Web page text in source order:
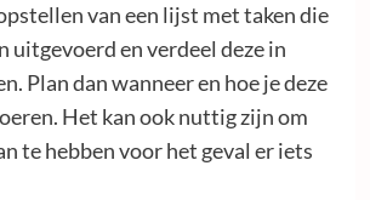
van een lijst met taken die
uitgevoerd en verdeel deze in
Plan dan wanneer en hoe je deze
Het kan ook nuttig zijn om
te hebben voor het geval er iets